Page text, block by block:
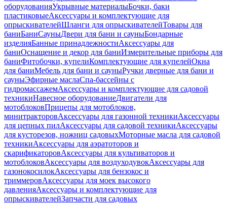
оборудованияУкрывные материалыБочки, баки
пластиковыеАксессуары и комплектующие для
опрыскивателейШланги для опрыскивателейТовары для
баниБаниСауныДвери для бани и сауныБондарные
изделияБанные принадлежностиАксессуары для
баниОснащение и декор для баниИзмерительные приборы для
баниФитобочки, купелиКомплектующие для купелейОкна
для баниМебель для бани и сауныРучки дверные для бани и
сауныЭфирные маслаСпа-бассейны с
гидромассажемАксессуары и комплектующие для садовой
техникиНавесное оборудованиеДвигатели для
мотоблоковПрицепы для мотоблоков,
минитракторовАксессуары для газонной техникиАксессуары
для цепных пилАксессуары для садовой техникиАксессуары
для кусторезов, ножниц садовыхМоторные масла для садовой
техникиАксессуары для аэратоторов и
скарификаторовАксессуары для культиваторов и
мотоблоковАксессуары для воздуходувокАксессуары для
газонокосилокАксессуары для бензокос и
триммеровАксессуары для моек высокого
давленияАксессуары и комплектующие для
опрыскивателейЗапчасти для садовых